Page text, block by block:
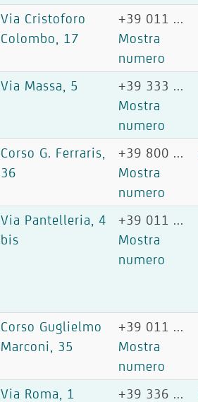
Via Cristoforo
Colombo, 17
+39 011 ...
Mostra
numero
Via Massa, 5
+39 333 ...
Mostra
numero
Corso G. Ferraris,
36
+39 800 ...
Mostra
numero
Via Pantelleria, 4
bis
+39 011 ...
Mostra
numero
Corso Guglielmo
Marconi, 35
+39 011 ...
Mostra
numero
Via Roma, 1
+39 336 ...